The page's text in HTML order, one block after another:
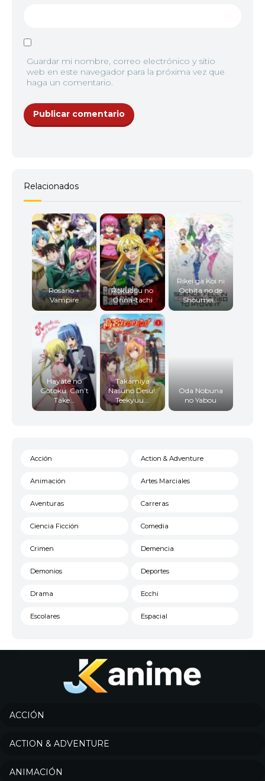
Guardar mi nombre, correo electrónico y sitio
web en este navegador para la próxima vez que
haga un comentario.
Relacionados
Rosario +
Vampire
Rokudou no
Onna-tachi
Rikei ga Koi ni
Ochita no de
Shoumei...
Hayate no
Gotoku: Can’t
Take...
Takamiya
Nasuno Desu!:
Teekyuu...
Oda Nobuna
no Yabou
Acción Action & Adventure
Animación Artes Marciales
Aventuras Carreras
Ciencia Ficción Comedia
Crimen Demencia
Demonios Deportes
Drama Ecchi
Escolares Espacial
Historico
Josei
Música
ACCIÓN
ACTION & ADVENTURE
ANIMACIÓN